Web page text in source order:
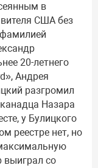
в
США без
20-летнего
Андрея
разгромил
Назара
у Булицкого
реестре нет, но
выиграл со